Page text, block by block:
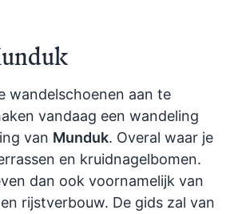
wandelschoenen aan te
vandaag een wandeling
van Munduk. Overal waar je
en kruidnagelbomen.
dan ook voornamelijk van
rijstverbouw. De gids zal van